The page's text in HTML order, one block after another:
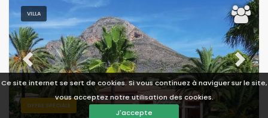
Ce site internet se sert de cookies. Si vous continuez à naviguer sur le site,
vous acceptez notre utilisation des cookies.
J'accepte
VILLA
OFFRE SPÉCIALE
Previous Next